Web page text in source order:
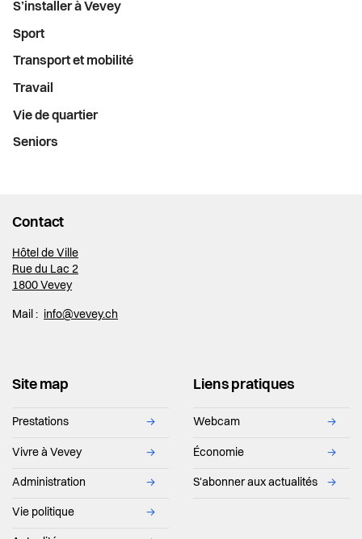
S’installer à Vevey
Sport
Transport et mobilité
Travail
Vie de quartier
Seniors
Contact
Hôtel de Ville
Rue du Lac 2
1800 Vevey
Mail : info@vevey.ch
Site map
Prestations →
Vivre à Vevey →
Administration →
Vie politique →
Liens pratiques
Webcam →
Économie →
S'abonner aux actualités →